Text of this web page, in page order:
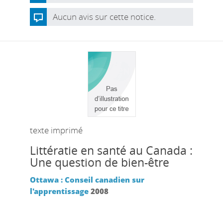
Aucun avis sur cette notice.
texte imprimé
Littératie en santé au Canada :
Une question de bien-être
Ottawa : Conseil canadien sur
l'apprentissage 2008